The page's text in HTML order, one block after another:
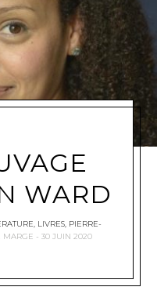
WARD
, LIVRES, PIERRE-
MARGE 30 JUIN 2020